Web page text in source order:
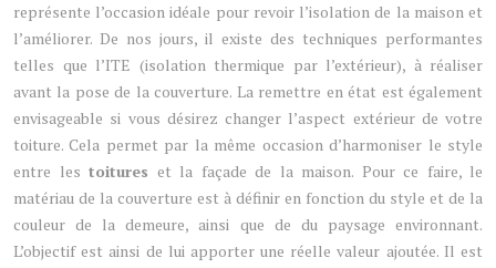
représente l’occasion idéale pour revoir l’isolation de la maison et
l’améliorer. De nos jours, il existe des techniques performantes
telles que l’ITE (isolation thermique par l’extérieur), à réaliser
avant la pose de la couverture. La remettre en état est également
envisageable si vous désirez changer l’aspect extérieur de votre
toiture. Cela permet par la même occasion d’harmoniser le style
entre les toitures et la façade de la maison. Pour ce faire, le
matériau de la couverture est à définir en fonction du style et de la
couleur de la demeure, ainsi que de du paysage environnant.
L’objectif est ainsi de lui apporter une réelle valeur ajoutée. Il est